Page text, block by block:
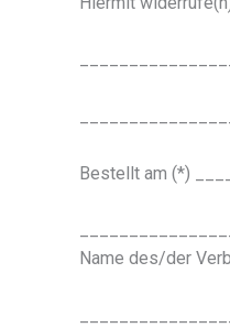
Bestellt am (*)
Name des/der